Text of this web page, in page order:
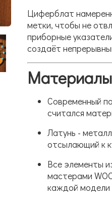
Циферблат
метки, чтобы не
приборные
создаёт
Материалы
Современный
считался
Латунь -
отсылающий к
Все элементы
мастерами
каждой модели